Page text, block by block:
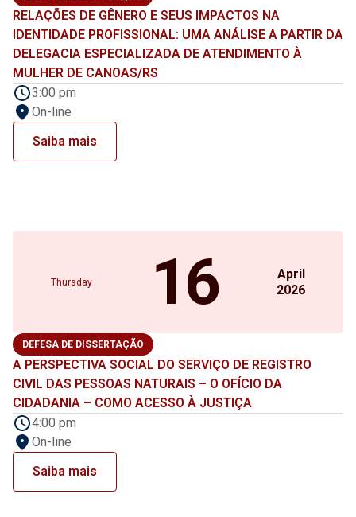
RELAÇÕES DE GÊNERO E SEUS IMPACTOS NA
IDENTIDADE PROFISSIONAL: UMA ANÁLISE A PARTIR DA
DELEGACIA ESPECIALIZADA DE ATENDIMENTO À
MULHER DE CANOAS/RS
3:00 pm
On-line
Saiba mais
Thursday 16
April
2026
DEFESA DE DISSERTAÇÃO
A PERSPECTIVA SOCIAL DO SERVIÇO DE REGISTRO
CIVIL DAS PESSOAS NATURAIS – O OFÍCIO DA
CIDADANIA – COMO ACESSO À JUSTIÇA
4:00 pm
On-line
Saiba mais